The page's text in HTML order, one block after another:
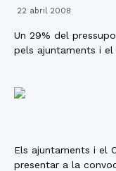
22 abril 2008
Un 29% del
pels ajuntaments i el
Els ajuntaments i el
presentar a la